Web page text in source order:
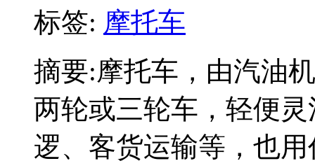
标签: 摩托车
摘要:摩托车，由汽油
两轮或三轮车，轻便
逻、客货运输等，也